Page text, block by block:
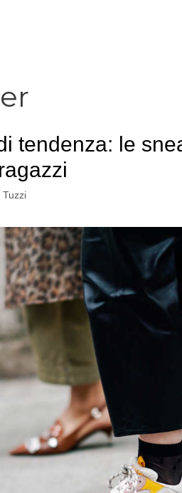
tendenza: le
Tuzzi